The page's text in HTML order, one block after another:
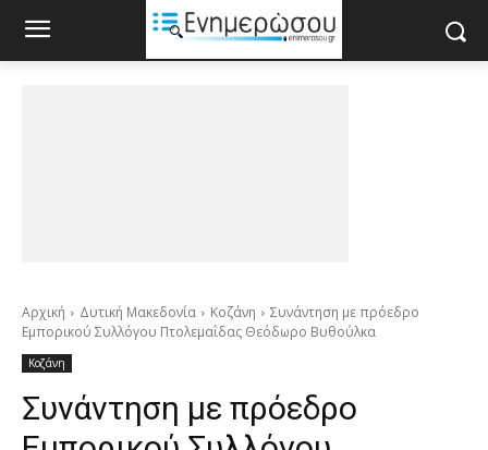
Αρχική Δυτική Μακεδονία Κοζάνη
Συνάντηση με πρόεδρο
Εμπορικού Συλλόγου Πτολεμαΐδας Θεόδωρο Βυθούλκα
Κοζάνη
Συνάντηση με πρόεδρο